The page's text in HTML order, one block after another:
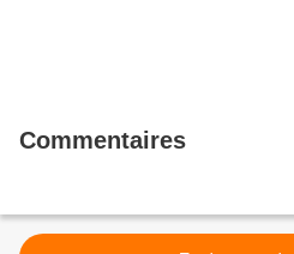
Commentaires